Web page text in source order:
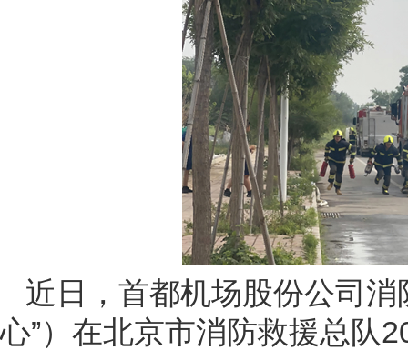
近日，首都机场股份公司
心”）在北京市消防救援总队